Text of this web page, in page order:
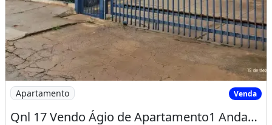
Imagem: Qnl 17 Vendo Ágio de Apartamento1 Andar
Apartamento Venda
Qnl 17 Vendo Ágio de Apartamento1 Andar Prestações de 1.538 Reaisaceita Carroconfira